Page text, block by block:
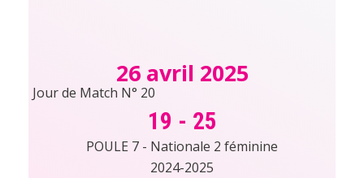
26 avril 2025
Jour de Match N° 20
19 - 25
POULE 7 - Nationale 2 féminine
2024-2025